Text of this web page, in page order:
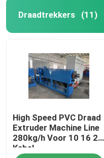
Draadtrekkers (11)
High Speed PVC Draad
Extruder Machine Line
280kg/h Voor 10 16 25
Kabel